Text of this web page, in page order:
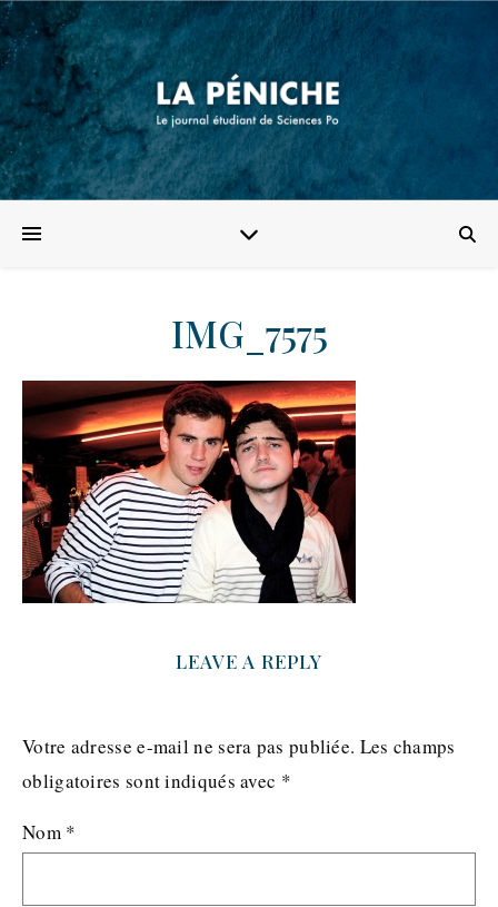
IMG_7575
LEAVE A REPLY
Votre adresse e-mail ne sera pas publiée. Les champs
obligatoires sont indiqués avec *
Nom *